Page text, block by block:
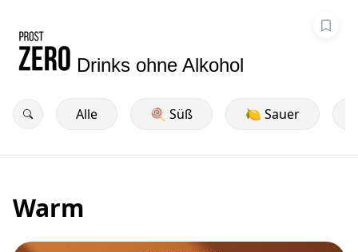
Drinks ohne Alkohol
Alle 🍭 Süß 🍋 Sauer
Warm